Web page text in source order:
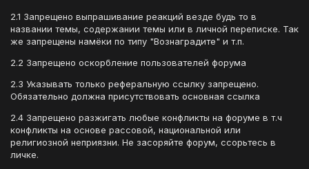
2.1 Запрещено выпрашивание реакций везде будь то в
названии темы, содержании темы или в личной переписке. Так
же запрещены намёки по типу "Вознаградите" и т.п.
2.2 Запрещено оскорбление пользователей форума
2.3 Указывать только реферальную ссылку запрещено.
Обязательно должна присутствовать основная ссылка
2.4 Запрещено разжигать любые конфликты на форуме в т.ч
конфликты на основе рассовой, национальной или
религиозной неприязни. Не засоряйте форум, ссорьтесь в
личке.